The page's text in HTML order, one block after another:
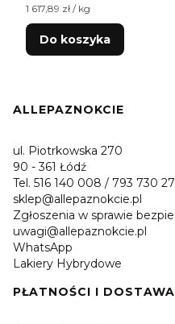
Cena jednostkowa netto
1 617,89 zł / kg
Do koszyka
Linki w stopce
ALLEPAZNOKCIE
ul. Piotrkowska 270
90 - 361 Łódź
Tel. 516 140 008 / 793 730
sklep@allepaznokcie.pl
Zgłoszenia w sprawie
uwagi@allepaznokcie.pl
WhatsApp
Lakiery Hybrydowe
PŁATNOŚCI I DOSTAWA